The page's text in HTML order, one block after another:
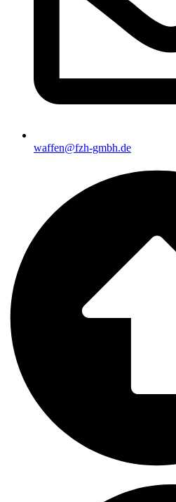
waffen@fzh-gmbh.de